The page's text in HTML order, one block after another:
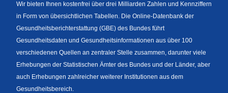
Wir bieten Ihnen kostenfrei über drei Milliarden Zahlen und Kennziffern
in Form von übersichtlichen Tabellen. Die Online-Datenbank der
Gesundheitsberichterstattung (GBE) des Bundes führt
Gesundheitsdaten und Gesundheitsinformationen aus über 100
verschiedenen Quellen an zentraler Stelle zusammen, darunter viele
Erhebungen der Statistischen Ämter des Bundes und der Länder, aber
auch Erhebungen zahlreicher weiterer Institutionen aus dem
Gesundheitsbereich.